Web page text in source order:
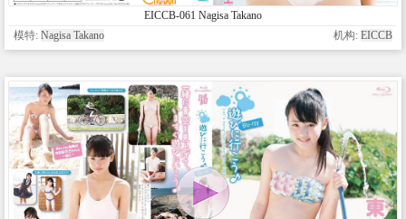
EICCB-061 Nagisa Takano
模特: Nagisa Takano 机构: EICCB